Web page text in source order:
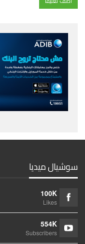
سوشيال ميديا
100K
Likes
554K
Subscribers